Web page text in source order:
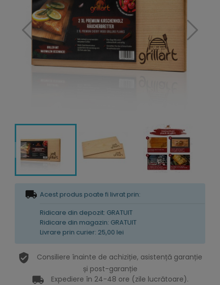
Acest produs poate fi livrat prin:
Ridicare din depozit: GRATUIT
Ridicare din magazin: GRATUIT
Livrare prin curier: 25,00 lei
Consiliere înainte de achiziție, asistență garanție
și post-garanție
Expediere în 24-48 ore (zile lucrătoare).